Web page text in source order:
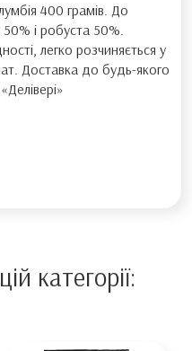
400 грамів. До
і робуста 50%.
легко розчиняється у
Доставка до будь-якого
категорії: